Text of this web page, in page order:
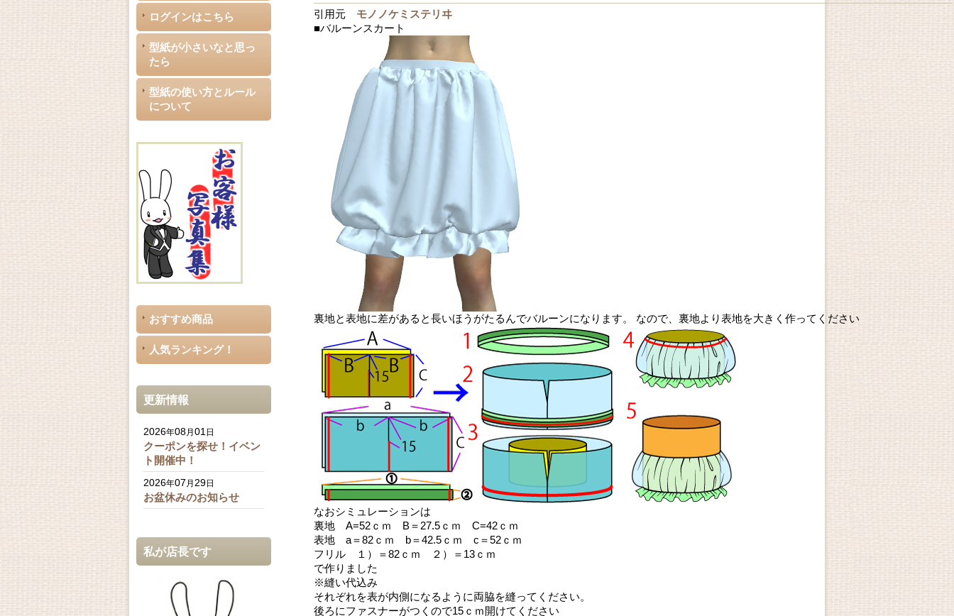
ログインはこちら
型紙が小さいなと思っ
たら
型紙の使い方とルール
について
おすすめ商品
人気ランキング！
更新情報
2026年08月01 日
クーポンを探せ！イベン
ト開催中！
2026年07 月 29日
お盆休みのお知らせ
私が店長です
引用元 モノノケミステリヰ
■バルーンスカート
裏地と表地に差があると長いほうがたるんでバルーンになります。 なので、裏地より表地を大きく作ってください
なおシミュレーションは
裏地 A=52ｃｍ B＝27.5ｃｍ C=42ｃｍ
表地 a＝82ｃｍ b＝42.5ｃｍ c＝52ｃｍ
フリル １）＝82ｃｍ ２）＝13ｃｍ
で作りました
※縫い代込み
それぞれを表が内側になるように両脇を縫ってください。
後ろにファスナーがつくので15ｃｍ開けてください